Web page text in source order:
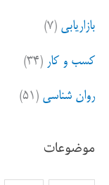
بازاریابی (۷)
کسب و کار (۳۴)
روان شناسی (۵۱)
موضوعات